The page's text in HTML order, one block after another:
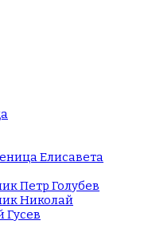
Елисавета
Петр Голубев
Николай
Гусев